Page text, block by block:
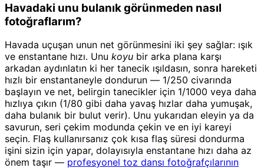
Havadaki unu bulanık görünmeden nasıl
fotoğraflarım?
Havada uçuşan unun net görünmesini iki şey sağlar: ışık
ve enstantane hızı. Unu koyu bir arka plana karşı
arkadan aydınlatın ki her tanecik ışıldasın, sonra hareketi
hızlı bir enstantaneyle dondurun — 1/250 civarında
başlayın ve net, belirgin tanecikler için 1/1000 veya daha
hızlıya çıkın (1/80 gibi daha yavaş hızlar daha yumuşak,
daha bulanık bir bulut verir). Unu yukarıdan eleyin ya da
savurun, seri çekim modunda çekin ve en iyi kareyi
seçin. Flaş kullanırsanız çok kısa flaş süresi dondurma
işini sizin için yapar, dolayısıyla enstantane hızı daha az
önem taşır — profesyonel toz dansı fotoğrafçılarının